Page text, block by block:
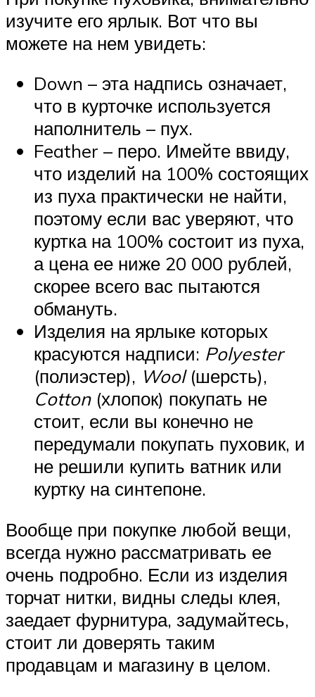
изучите его ярлык. Вот что вы
можете на нем увидеть:
Down – эта надпись означает,
что в курточке используется
наполнитель – пух.
Feather – перо. Имейте ввиду,
что изделий на 100% состоящих
из пуха практически не найти,
поэтому если вас уверяют, что
куртка на 100% состоит из пуха,
а цена ее ниже 20 000 рублей,
скорее всего вас пытаются
обмануть.
Изделия на ярлыке которых
красуются надписи: Polyester
(полиэстер), Wool(шерсть),
Cotton(хлопок) покупать не
стоит, если вы конечно не
передумали покупать пуховик, и
не решили купить ватник или
куртку на синтепоне.
Вообще при покупке любой вещи,
всегда нужно рассматривать ее
очень подробно. Если из изделия
торчат нитки, видны следы клея,
заедает фурнитура, задумайтесь,
стоит ли доверять таким
продавцам и магазину в целом.